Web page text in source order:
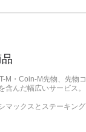
M・Coin-M先物、先物
含んだ幅広いサービス。
マックスとステーキン